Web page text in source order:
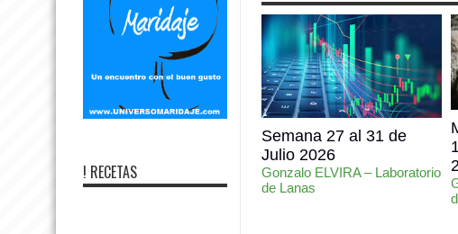
Semana 27 al 31 de
Julio 2026
Gonzalo ELVIRA – Laboratorio
de Lanas
! RECETAS